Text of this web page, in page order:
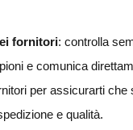
fornitori: controlla
e comunica
per assicurarti che
e qualità.